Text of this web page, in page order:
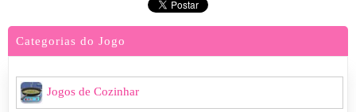
Categorias do Jogo
Jogos de Cozinhar